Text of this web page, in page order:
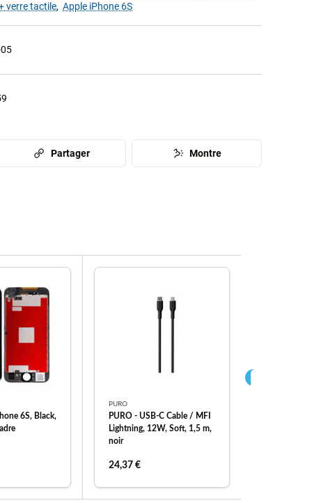
verre tactile, Apple iPhone 6S
Partager Montre
6S, Black,
PURO
PURO - USB-C Cable / MFI
Lightning, 12W, Soft, 1,5 m,
noir
24,37 €